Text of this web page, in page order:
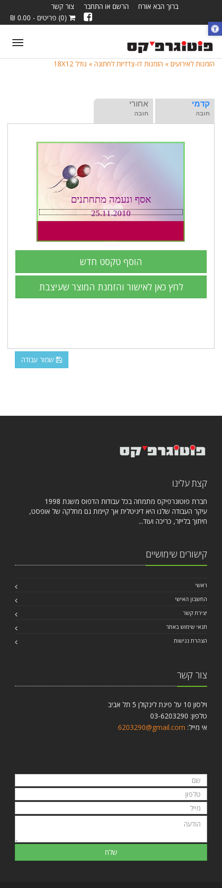
ברוך הבא אורח הרשם או התחבר
צור קשר
(0) פריטים - 0.00 ₪
הזמנות לאירועים » הזמנות דו-צדדיות לחתונה » גודל 18X12
קדמי
חובה
אחורי
חובה
שמור עבודה
קצת עלינו
חברת פוטוגרפיקס מתמחה בכל עבודות הדפוס משנת 1998
עיקר העבודה שלנו היא דיגיטלית אך קיימת גם מחלקה של אופסט,
חיתוך בלייזר, כריכה ועוד...
קישורים שימושיים
ראשי
החשבון האישי
יצירת קשר
תנאי שימוש באתר
הצהרת נגישות
צור קשר
וילסון 10 על פינת לינקולן 5 תל אביב
טלפון: 03-6203290
אי מייל: 6203290@gmail.com